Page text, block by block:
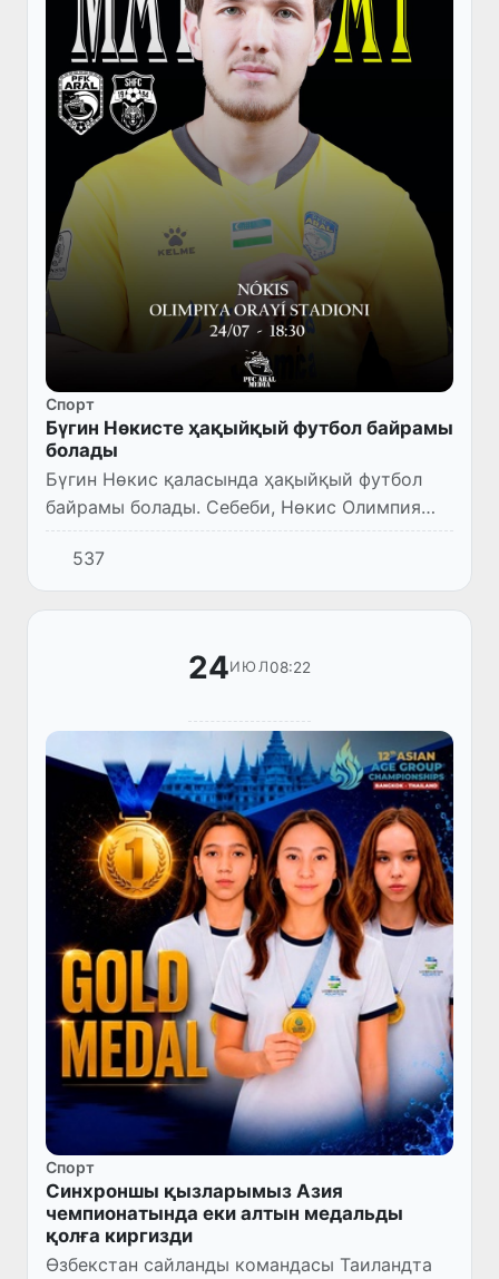
Спорт
Бүгин Нөкисте ҳақыйқый футбол байрамы
болады
Бүгин Нөкис қаласында ҳақыйқый футбол
байрамы болады. Себеби, Нөкис Олимпия
ҳәм паралимпия спорт түрлерине таярлаў
орайының стадионында футбол бойынша
Өзбекстан Про-лигасының 11-ту...
537
24ИЮЛ08:22
Спорт
Синхроншы қызларымыз Азия
чемпионатында еки алтын медальды
қолға киргизди
Өзбекстан сайланды командасы Таиландта